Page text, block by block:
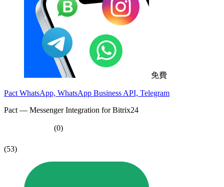
免費
Pact WhatsApp, WhatsApp Business API, Telegram
Pact — Messenger Integration for Bitrix24
(0)
(53)